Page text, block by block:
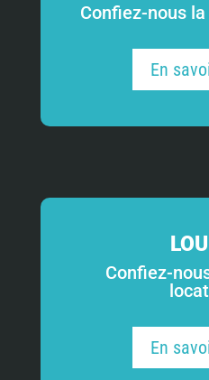
Confiez-nous
En
Confiez-
En